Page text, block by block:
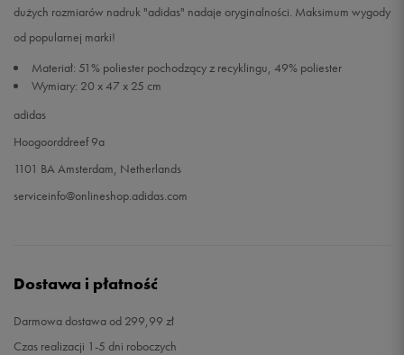
dużych rozmiarów nadruk "adidas" nadaje oryginalności. Maksimum wygody
od popularnej marki!
Materiał: 51% poliester pochodzący z recyklingu, 49% poliester
Wymiary: 20 x 47 x 25 cm
adidas
Hoogoorddreef 9a
1101 BA Amsterdam, Netherlands
serviceinfo@onlineshop.adidas.com
Dostawa i płatność
Darmowa dostawa od 299,99 zł
Czas realizacji 1-5 dni roboczych